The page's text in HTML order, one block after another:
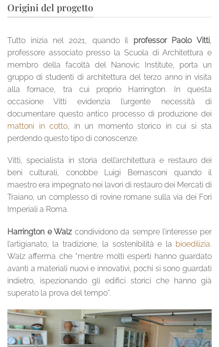
Origini del progetto
Tutto inizia nel 2021, quando il professor Paolo Vitti
professore associato presso la Scuola di Architettura e
membro della facoltà del Nanovic Institute, porta un
gruppo di studenti di architettura del terzo anno in visita
alla fornace, tra cui proprio Harrington. In questa
occasione Vitti evidenzia l’urgente necessità di
documentare questo antico processo di produzione dei
mattoni in cotto , in un momento storico in cui si sta
perdendo questo tipo di conoscenze.
Vitti, specialista in storia dell’architettura e restauro dei
beni culturali, conobbe Luigi Bernasconi quando il
maestro era impegnato nei lavori di restauro dei Mercati di
Traiano, un complesso di rovine romane sulla via dei Fori
Imperiali a Roma.
Harrington e Walz condividono da sempre l’interesse per
l’artigianato, la tradizione, la sostenibilità e la bioedilizia.
Walz afferma che “mentre molti esperti hanno guardato
avanti a materiali nuovi e innovativi, pochi si sono guardati
indietro, ispezionando gli edifici storici che hanno già
superato la prova del tempo”.